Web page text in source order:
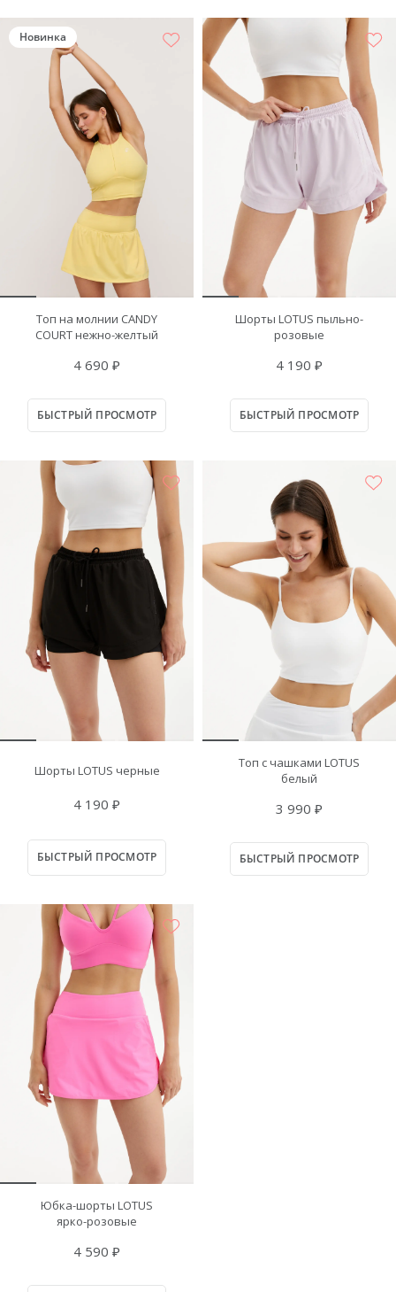
Новинка
Топ на молнии CANDY
COURT нежно-желтый
4 690 ₽
БЫСТРЫЙ ПРОСМОТР
Шорты LOTUS пыльно-
розовые
4 190 ₽
БЫСТРЫЙ ПРОСМОТР
Шорты LOTUS черные
4 190 ₽
БЫСТРЫЙ ПРОСМОТР
Топ с чашками LOTUS
белый
3 990 ₽
БЫСТРЫЙ ПРОСМОТР
Юбка-шорты LOTUS
ярко-розовые
4 590 ₽